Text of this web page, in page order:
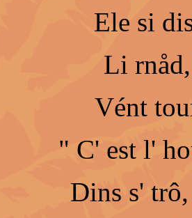
Ele si
Li
Vént
" C' est l'
Dins s'